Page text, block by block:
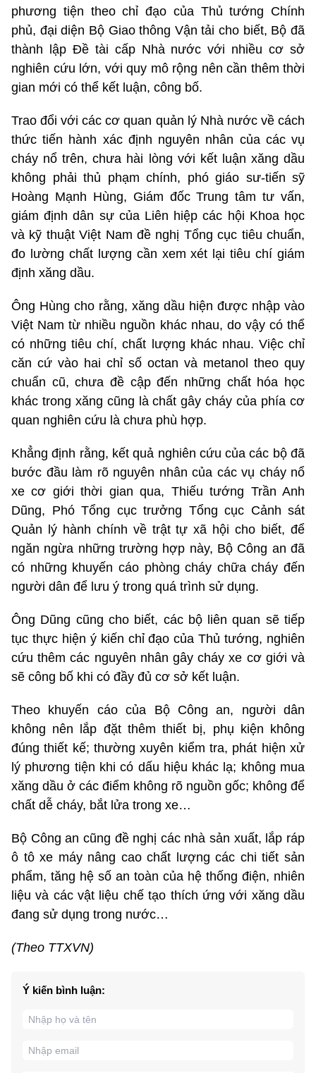
phương tiện theo chỉ đạo của Thủ tướng Chính
phủ, đại diện Bộ Giao thông Vận tải cho biết, Bộ đã
thành lập Đề tài cấp Nhà nước với nhiều cơ sở
nghiên cứu lớn, với quy mô rộng nên cần thêm thời
gian mới có thể kết luận, công bố.
Trao đổi với các cơ quan quản lý Nhà nước về cách
thức tiến hành xác định nguyên nhân của các vụ
cháy nổ trên, chưa hài lòng với kết luận xăng dầu
không phải thủ phạm chính, phó giáo sư-tiến sỹ
Hoàng Mạnh Hùng, Giám đốc Trung tâm tư vấn,
giám định dân sự của Liên hiệp các hội Khoa học
và kỹ thuật Việt Nam đề nghị Tổng cục tiêu chuẩn,
đo lường chất lượng cần xem xét lại tiêu chí giám
định xăng dầu.
Ông Hùng cho rằng, xăng dầu hiện được nhập vào
Việt Nam từ nhiều nguồn khác nhau, do vậy có thể
có những tiêu chí, chất lượng khác nhau. Việc chỉ
căn cứ vào hai chỉ số octan và metanol theo quy
chuẩn cũ, chưa đề cập đến những chất hóa học
khác trong xăng cũng là chất gây cháy của phía cơ
quan nghiên cứu là chưa phù hợp.
Khẳng định rằng, kết quả nghiên cứu của các bộ đã
bước đầu làm rõ nguyên nhân của các vụ cháy nổ
xe cơ giới thời gian qua, Thiếu tướng Trần Anh
Dũng, Phó Tổng cục trưởng Tổng cục Cảnh sát
Quản lý hành chính về trật tự xã hội cho biết, để
ngăn ngừa những trường hợp này, Bộ Công an đã
có những khuyến cáo phòng cháy chữa cháy đến
người dân để lưu ý trong quá trình sử dụng.
Ông Dũng cũng cho biết, các bộ liên quan sẽ tiếp
tục thực hiện ý kiến chỉ đạo của Thủ tướng, nghiên
cứu thêm các nguyên nhân gây cháy xe cơ giới và
sẽ công bố khi có đầy đủ cơ sở kết luận.
Theo khuyến cáo của Bộ Công an, người dân
không nên lắp đặt thêm thiết bị, phụ kiện không
đúng thiết kế; thường xuyên kiểm tra, phát hiện xử
lý phương tiện khi có dấu hiệu khác lạ; không mua
xăng dầu ở các điểm không rõ nguồn gốc; không để
chất dễ cháy, bắt lửa trong xe…
Bộ Công an cũng đề nghị các nhà sản xuất, lắp ráp
ô tô xe máy nâng cao chất lượng các chi tiết sản
phẩm, tăng hệ số an toàn của hệ thống điện, nhiên
liệu và các vật liệu chế tạo thích ứng với xăng dầu
đang sử dụng trong nước…
(Theo TTXVN)
Ý kiến bình luận: